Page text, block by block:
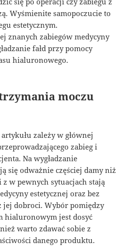
Wyśmienite samopoczucie to
estetycznym.
znanych zabiegów medycyny
fałd przy pomocy
hialuronowego.
moczu
zależy w głównej
zabieg i
Na wygładzanie
się odważnie częściej damy niż
z w pewnych sytuacjach stają
estetycznej oraz bez
jej dobroci. Wybór pomiędzy
hialuronowym jest dosyć
warto zdawać sobie z
danego produktu.